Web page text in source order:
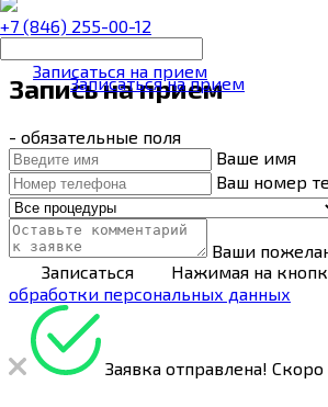
Записаться на прием
+7 (846) 255-00-12
Записаться на прием
Запись на прием
- обязательные поля
Ваше имя
Ваш номер
Ваши
Записаться
Нажимая на
обработки персональных данных
Заявка отправлена! Скоро